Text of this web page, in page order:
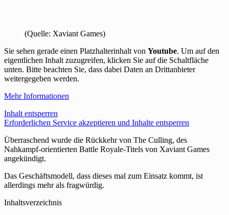
(Quelle: Xaviant Games)
Sie sehen gerade einen Platzhalterinhalt von Youtube. Um auf den
eigentlichen Inhalt zuzugreifen, klicken Sie auf die Schaltfläche
unten. Bitte beachten Sie, dass dabei Daten an Drittanbieter
weitergegeben werden.
Mehr Informationen
Inhalt entsperren
Erforderlichen Service akzeptieren und Inhalte entsperren
Überraschend wurde die Rückkehr von The Culling, des
Nahkampf-orientierten Battle Royale-Titels von Xaviant Games
angekündigt.
Das Geschäftsmodell, dass dieses mal zum Einsatz kommt, ist
allerdings mehr als fragwürdig.
Inhaltsverzeichnis